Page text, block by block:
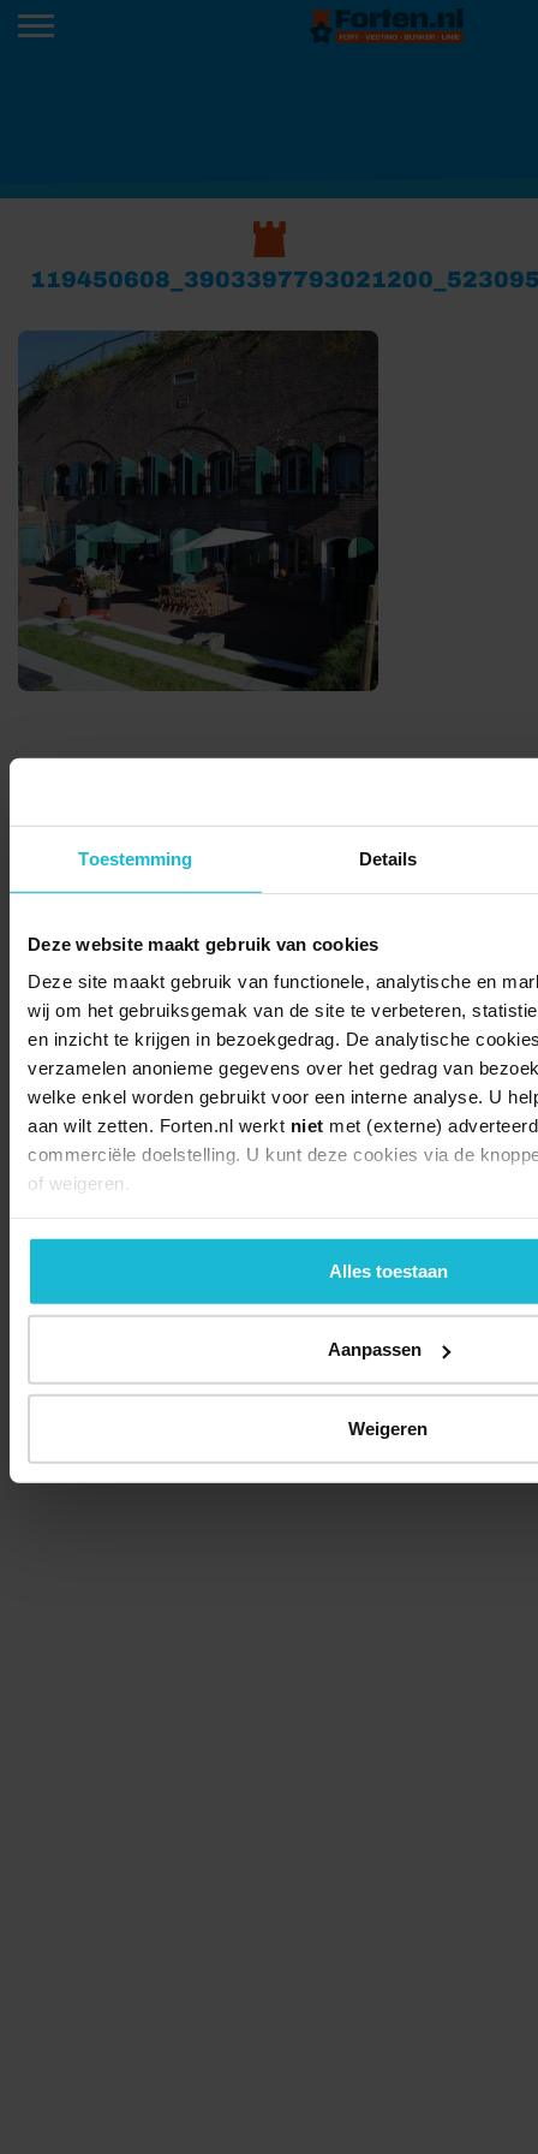
Toestemming Details
Deze website maakt gebruik van cookies
Deze site maakt gebruik van functionele, analytische en
wij om het gebruiksgemak van de site te verbeteren,
en inzicht te krijgen in bezoekgedrag. De analytische
verzamelen anonieme gegevens over het gedrag van
welke enkel worden gebruikt voor een interne analyse. U
aan wilt zetten. Forten.nl werkt niet met (externe)
commerciële doelstelling. U kunt deze cookies via de
of weigeren.
Alles toestaan
Aanpassen
Weigeren